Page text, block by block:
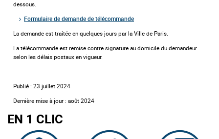
dessous.
Formulaire de demande de télécommande
La demande est traitée en quelques jours par la Ville de Paris.
La télécommande est remise contre signature au domicile du demandeur
selon les délais postaux en vigueur.
Publié : 23 juillet 2024
Dernière mise à jour : août 2024
EN 1 CLIC